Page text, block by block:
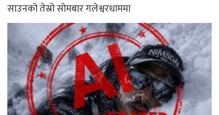
साउनको तेस्रो सोमबार गलेश्वरधाममा